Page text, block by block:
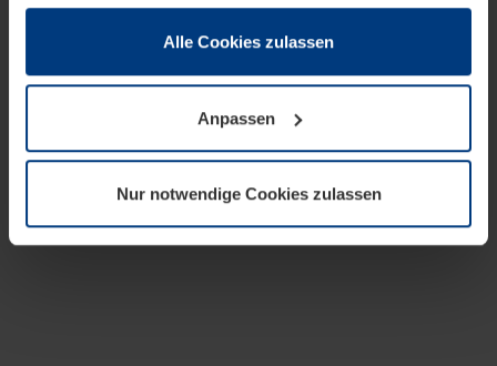
sie im Rahmen Ihrer Nutzung der Dienste gesammelt
wenn diese für den Betrieb dieser Seite unbedingt
notwendig sind. Für alle anderen Cookie-Typen benötigen
wir Ihre Erlaubnis. Ihre Einwilligung können Sie jederzeit
Datenschutzerklärungunserer Website ändern oder
widerrufen.
Alle Cookies zulassen
Anpassen
Nur notwendige Cookies zulassen